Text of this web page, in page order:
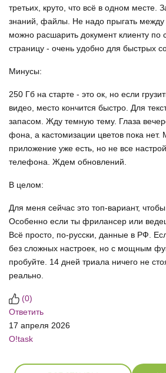
третьих, круто, что всё в одном месте.
знаний, файлы. Не надо прыгать
можно расшарить документ клиенту по
страницу - очень удобно для быстрых
Минусы:
250 Гб на старте - это ок, но если
видео, место кончится быстро. Для
запасом. Жду темную тему. Глаза
фона, а кастомизации цветов пока нет.
приложение уже есть, но не все
телефона. Ждем обновлений.
В целом:
Для меня сейчас это топ-вариант, чтобы
Особенно если ты фрилансер или
Всё просто, по-русски, данные в РФ.
без сложных настроек, но с мощным
пробуйте. 14 дней триала ничего не
реально.
(0)
Ответить
17 апреля 2026
O!task